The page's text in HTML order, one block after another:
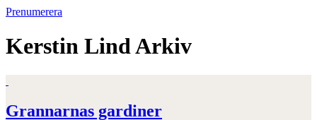
Prenumerera
Kerstin LindArkiv
Grannarnas gardiner